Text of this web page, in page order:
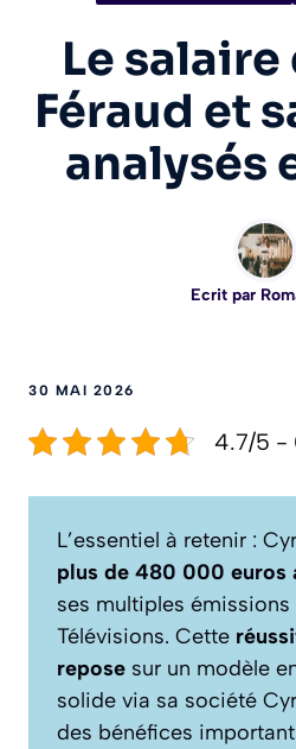
Le
Féraud et
analysés
Ecrit par
30 MAI 2026
4.7/5 -
L’essentiel à retenir :
plus de 480 000 euros
ses multiples émissions
Télévisions. Cette
repose sur un modèle
solide via sa société
des bénéfices